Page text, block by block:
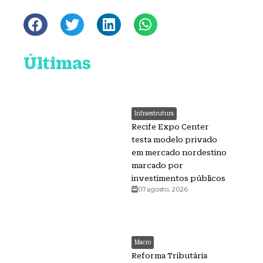
Últimas
Infraestrutura
Recife Expo Center
testa modelo privado
em mercado nordestino
marcado por
investimentos públicos
07 agosto, 2026
Macro
Reforma Tributária